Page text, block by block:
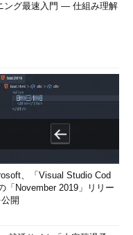
グ最速入門 ― 仕組み理解
、「Visual Studio Cod
「November 2019」リリー
開